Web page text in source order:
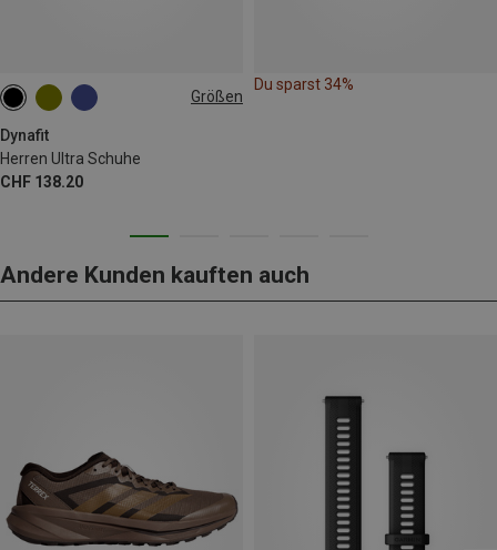
Größen
Dynafit
Herren Ultra Schuhe
CHF 138.20
Du sparst 34%
Andere Kunden kauften auch